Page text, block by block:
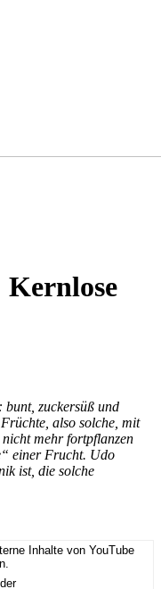
zuckersüß und
also solche, mit
mehr fortpflanzen
einer Frucht. Udo
ist, die solche
Inhalte von YouTube